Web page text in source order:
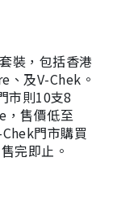
裝，包括香港
、及V-Chek。
市則10支8
，售價低至
門市購買
完即止。